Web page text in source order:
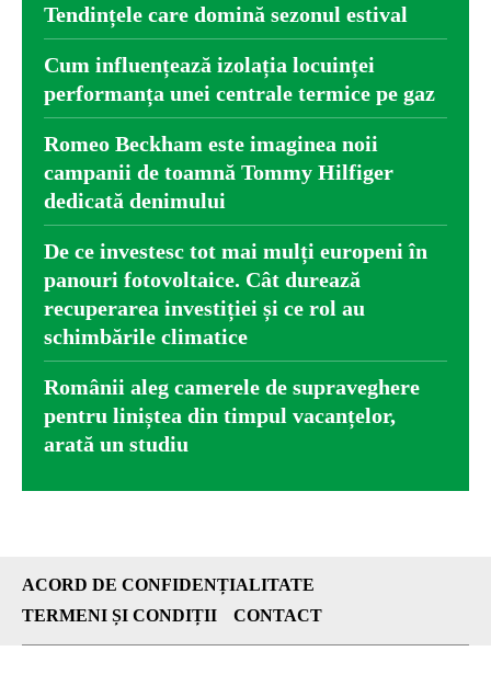
Tendințele care domină sezonul estival
Cum influențează izolația locuinței
performanța unei centrale termice pe gaz
Romeo Beckham este imaginea noii
campanii de toamnă Tommy Hilfiger
dedicată denimului
De ce investesc tot mai mulți europeni în
panouri fotovoltaice. Cât durează
recuperarea investiției și ce rol au
schimbările climatice
Românii aleg camerele de supraveghere
pentru liniștea din timpul vacanțelor,
arată un studiu
ACORD DE CONFIDENȚIALITATE
TERMENI ȘI CONDIȚII
CONTACT